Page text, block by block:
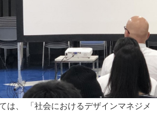
は、 「社会におけるデザインマネジメ